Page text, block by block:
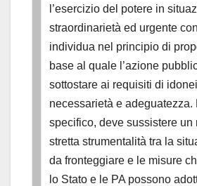
l’esercizio del potere in
straordinarietà ed urgente
individua nel principio di
base al quale l’azione
sottostare ai requisiti di
necessarietà e adeguatezza.
specifico, deve sussistere un
stretta strumentalità tra la
da fronteggiare e le misure
lo Stato e le PA possono